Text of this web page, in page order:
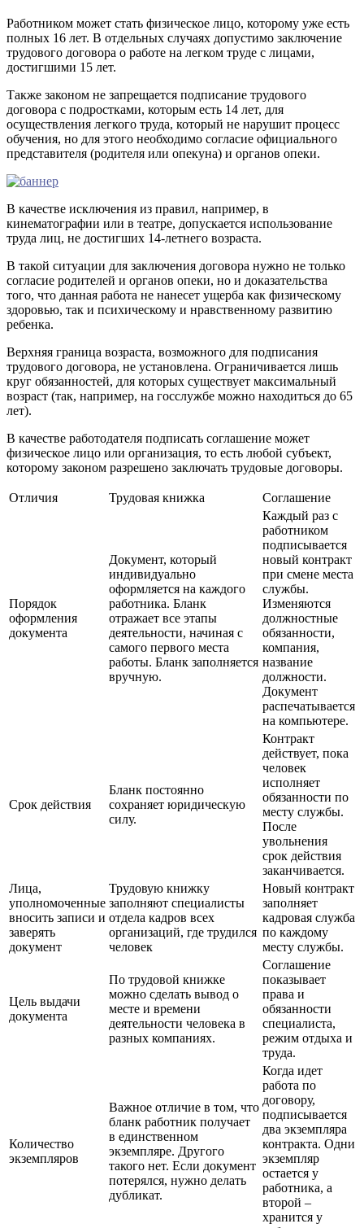
Работником может стать физическое лицо, которому уже есть
полных 16 лет. В отдельных случаях допустимо заключение
трудового договора о работе на легком труде с лицами,
достигшими 15 лет.
Также законом не запрещается подписание трудового
договора с подростками, которым есть 14 лет, для
осуществления легкого труда, который не нарушит процесс
обучения, но для этого необходимо согласие официального
представителя (родителя или опекуна) и органов опеки.
В качестве исключения из правил, например, в
кинематографии или в театре, допускается использование
труда лиц, не достигших 14-летнего возраста.
В такой ситуации для заключения договора нужно не только
согласие родителей и органов опеки, но и доказательства
того, что данная работа не нанесет ущерба как физическому
здоровью, так и психическому и нравственному развитию
ребенка.
Верхняя граница возраста, возможного для подписания
трудового договора, не установлена. Ограничивается лишь
круг обязанностей, для которых существует максимальный
возраст (так, например, на госслужбе можно находиться до 65
лет).
В качестве работодателя подписать соглашение может
физическое лицо или организация, то есть любой субъект,
которому законом разрешено заключать трудовые договоры.
Отличия Трудовая книжка Соглашение
Порядок
оформления
документа
Документ, который
индивидуально
оформляется на каждого
работника. Бланк
отражает все этапы
деятельности, начиная с
самого первого места
работы. Бланк заполняется
вручную.
Каждый раз с
работником
подписывается
новый контракт
при смене места
службы.
Изменяются
должностные
обязанности,
компания,
название
должности.
Документ
распечатывается
на компьютере.
Срок действия
Бланк постоянно
сохраняет юридическую
силу.
Контракт
действует, пока
человек
исполняет
обязанности по
месту службы.
После
увольнения
срок действия
заканчивается.
Лица,
уполномоченные
вносить записи и
заверять
документ
Трудовую книжку
заполняют специалисты
отдела кадров всех
организаций, где трудился
человек
Новый контракт
заполняет
кадровая служба
по каждому
месту службы.
Цель выдачи
документа
По трудовой книжке
можно сделать вывод о
месте и времени
деятельности человека в
разных компаниях.
Соглашение
показывает
права и
обязанности
специалиста,
режим отдыха и
труда.
Количество
экземпляров
Важное отличие в том, что
бланк работник получает
в единственном
экземпляре. Другого
такого нет. Если документ
потерялся, нужно делать
дубликат.
Когда идет
работа по
договору,
подписывается
два экземпляра
контракта. Одни
экземпляр
остается у
работника, а
второй –
хранится у